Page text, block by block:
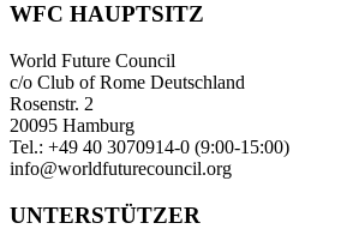
WFC HAUPTSITZ
World Future Council
c/o Club of Rome Deutschland
Rosenstr. 2
20095 Hamburg
Tel.: +49 40 3070914-0 (9:00-15:00)
info@worldfuturecouncil.org
UNTERSTÜTZER